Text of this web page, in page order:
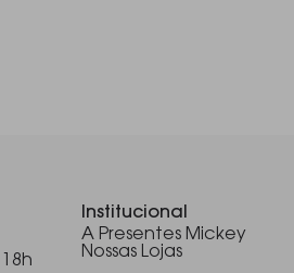
Institucional
A Presentes Mickey
Nossas Lojas